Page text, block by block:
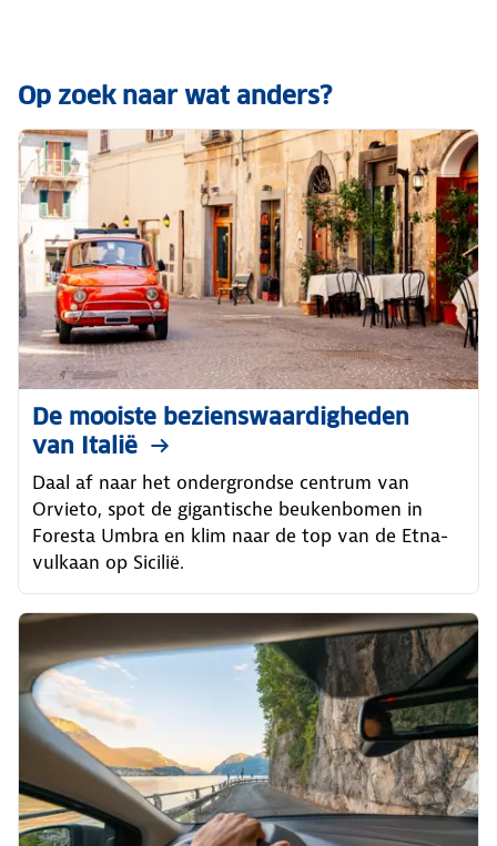
Op zoek naar wat anders?
De mooiste bezienswaardigheden
van Italië
Daal af naar het ondergrondse centrum van
Orvieto, spot de gigantische beukenbomen in
Foresta Umbra en klim naar de top van de Etna-
vulkaan op Sicilië.